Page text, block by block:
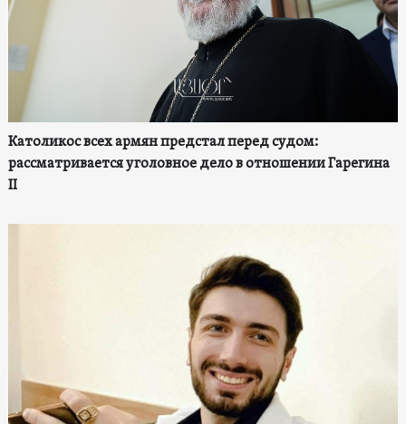
Католикос всех армян предстал перед судом:
рассматривается уголовное дело в отношении Гарегина
II